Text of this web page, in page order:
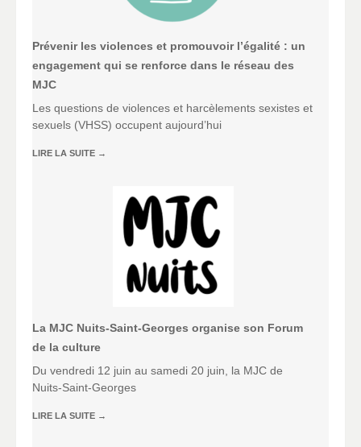
Prévenir les violences et promouvoir l’égalité : un
engagement qui se renforce dans le réseau des
MJC
Les questions de violences et harcèlements sexistes et
sexuels (VHSS) occupent aujourd’hui
LIRE LA SUITE →
La MJC Nuits-Saint-Georges organise son Forum
de la culture
Du vendredi 12 juin au samedi 20 juin, la MJC de
Nuits-Saint-Georges
LIRE LA SUITE →